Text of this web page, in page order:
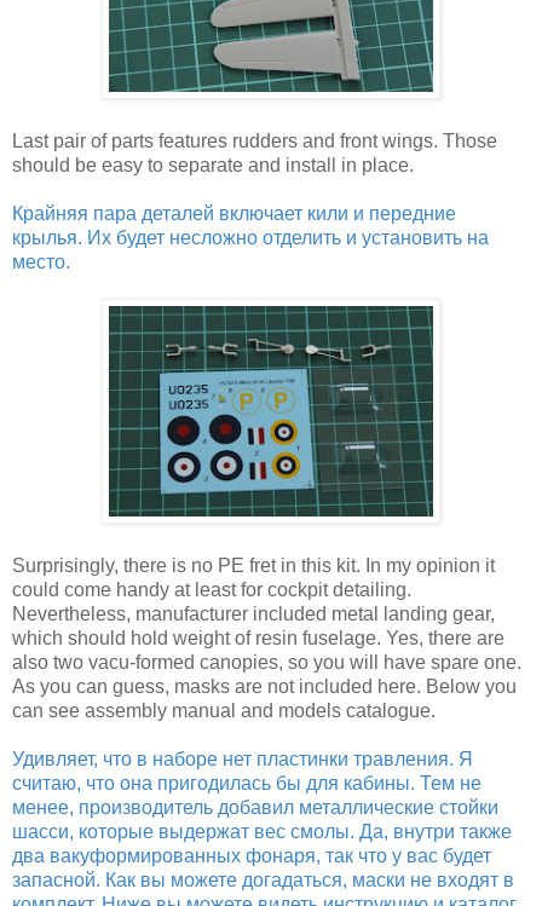
Last pair of parts features rudders and front wings. Those
should be easy to separate and install in place.
Крайняя пара деталей включает кили и передние
крылья. Их будет несложно отделить и установить на
место.
Surprisingly, there is no PE fret in this kit. In my opinion it
could come handy at least for cockpit detailing.
Nevertheless, manufacturer included metal landing gear,
which should hold weight of resin fuselage. Yes, there are
also two vacu-formed canopies, so you will have spare one.
As you can guess, masks are not included here. Below you
can see assembly manual and models catalogue.
Удивляет, что в наборе нет пластинки травления. Я
считаю, что она пригодилась бы для кабины. Тем не
менее, производитель добавил металлические стойки
шасси, которые выдержат вес смолы. Да, внутри также
два вакуформированных фонаря, так что у вас будет
запасной. Как вы можете догадаться, маски не входят в